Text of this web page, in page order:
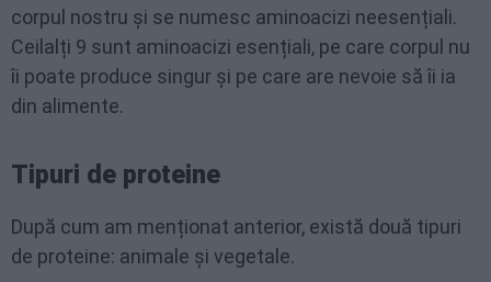
corpul nostru și se numesc aminoacizi neesențiali.
Ceilalți 9 sunt aminoacizi esențiali, pe care corpul nu
îi poate produce singur și pe care are nevoie să îi ia
din alimente.
Tipuri de proteine
După cum am menționat anterior, există două tipuri
de proteine: animale și vegetale.